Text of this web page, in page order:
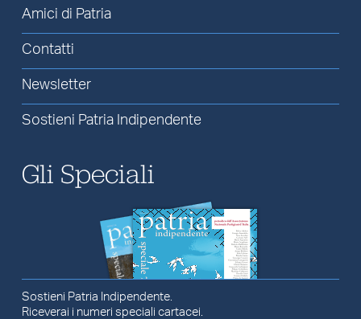
Amici di Patria
Contatti
Newsletter
Sostieni Patria Indipendente
Gli Speciali
Sostieni Patria Indipendente.
Riceverai i numeri speciali cartacei.